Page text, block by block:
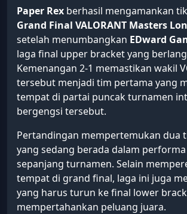
Paper Rex berhasil mengamankan
Grand Final VALORANT Masters
setelah menumbangkan EDward
laga final upper bracket yang
Kemenangan 2-1 memastikan wakil
tersebut menjadi tim pertama yang
tempat di partai puncak turnamen
bergengsi tersebut.
Pertandingan mempertemukan dua
yang sedang berada dalam
sepanjang turnamen. Selain
tempat di grand final, laga ini juga
yang harus turun ke final lower
mempertahankan peluang juara.